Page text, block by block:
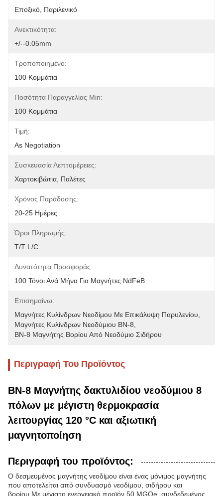
Εποξικό, Παριλενικό
Ανεκτικότητα:
+/--0.05mm
Τροποποιημένο:
100 Κομμάτια
Ποσότητα Παραγγελίας Min:
100 Κομμάτια
Τιμή:
As Negotiation
Συσκευασία Λεπτομέρειες:
Χαρτοκιβώτια, Παλέτες
Χρόνος Παράδοσης:
20-25 Ημέρες
Όροι Πληρωμής:
T/T L/C
Δυνατότητα Προσφοράς:
100 Τόνοι Ανά Μήνα Για Μαγνήτες NdFeB
Επισημαίνω:
Μαγνήτες Κυλίνδρων Νεοδίμου Με Επικάλυψη Παρυλενίου
Μαγνήτες Κυλίνδρων Νεοδύμιου BN-8
BN-8 Μαγνήτης Βορίου Από Νεοδύμιο Σιδήρου
Περιγραφή Του Προϊόντος
BN-8 Μαγνήτης δακτυλιδίου νεοδύμιου 8
πόλων με μέγιστη θερμοκρασία
λειτουργίας 120 °C και αξιωτική
μαγνητοποίηση
Περιγραφή του προϊόντος:
Ο δεσμευμένος μαγνήτης νεοδίμου είναι ένας μόνιμος μαγνήτης
που αποτελείται από συνδυασμό νεοδίμου, σιδήρου και
βορίου.Με μέγιστο ενεργειακό προϊόν 50 MGOe, συνδεδεμένος